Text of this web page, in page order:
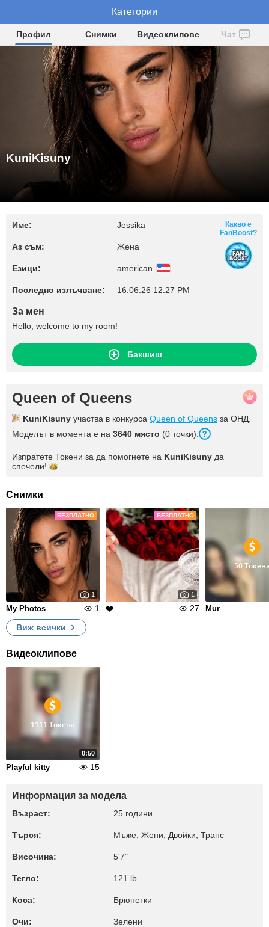
KuniKisuny
Профил Снимки Видеоклипове Чат
KuniKisuny
Име: Jessika
Аз съм: Жена
Езици: american
Последно излъчване: 16.06.26 12:27 PM
Какво е
FanBoost?
За мен
Hello, welcome to my room!
Бакшиш
Queen of Queens
KuniKisuny участва в конкурса Queen of Queens за ОНД.
Моделът в момента е на 3640 място (0 точки).
Изпратете Токени за да помогнете на KuniKisuny да
спечели!
Снимки
БЕЗПЛАТНО
1
My Photos 1
БЕЗПЛАТНО
1
❤️ 27
50
Mur
Виж всички
Видеоклипове
0:50
1111 Токена
Playful kitty 15
Информация за модела
Възраст: 25 години
Търся: Мъже, Жени, Двойки, Транс
Височина: 5'7"
Тегло: 121 lb
Коса: Брюнетки
Очи: Зелени
Категории